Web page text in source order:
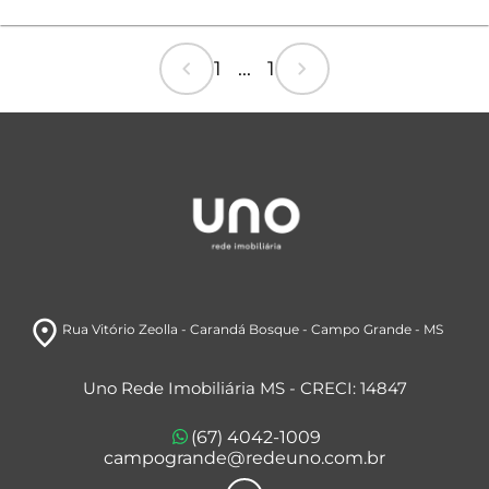
chevron_left 1 ... 1 chevron_right
room Rua Vitório Zeolla - Carandá Bosque- Campo Grande- MS
Uno Rede Imobiliária MS - CRECI: 14847
(67) 4042-1009
campogrande@redeuno.com.br